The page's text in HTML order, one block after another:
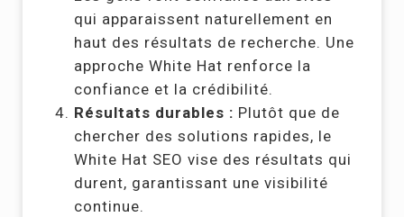
qui apparaissent naturellement en
haut des résultats de recherche. Une
approche White Hat renforce la
confiance et la crédibilité.
Résultats durables : Plutôt que de
chercher des solutions rapides, le
White Hat SEO vise des résultats qui
durent, garantissant une visibilité
continue.